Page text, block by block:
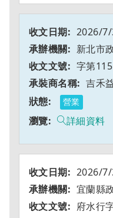
2026/
新北市
字第
吉禾
營業
詳細資料
2026/
宜蘭縣
府水行